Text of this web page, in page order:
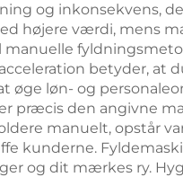
og inkonsekvens,
højere værdi, mens
betyder, at
løn- og
præcis den angivne
manuelt, opstår
kunderne.
og dit mærkes ry.